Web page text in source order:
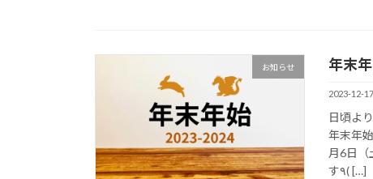
お知らせ 年末
2023-12-17
日頃よ
年末年
月6日（
す٩( […]